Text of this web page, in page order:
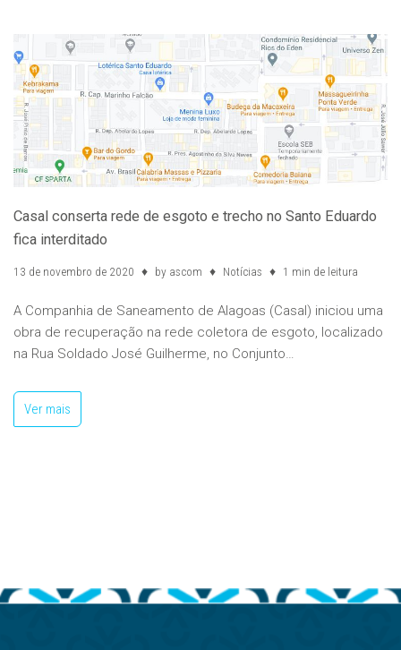
Casal conserta rede de esgoto e trecho no Santo Eduardo
fica interditado
13 de novembro de 2020 by ascom Notícias 1 min de leitura
A Companhia de Saneamento de Alagoas (Casal) iniciou uma
obra de recuperação na rede coletora de esgoto, localizado
na Rua Soldado José Guilherme, no Conjunto…
Ver mais